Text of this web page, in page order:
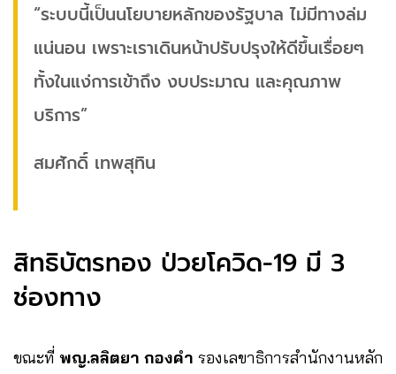
“ระบบนี้เป็นนโยบายหลักของรัฐบาล ไม่มีทางล่ม
แน่นอน เพราะเราเดินหน้าปรับปรุงให้ดีขึ้นเรื่อยๆ
ทั้งในแง่การเข้าถึง งบประมาณ และคุณภาพ
บริการ”
สมศักดิ์ เทพสุทิน
สิทธิบัตรทอง ป่วยโควิด-19 มี 3
ช่องทาง
ขณะที่ พญ.ลลิตยา กองคำ รองเลขาธิการสำนักงานหลัก